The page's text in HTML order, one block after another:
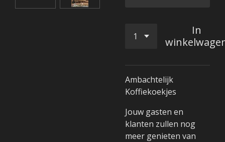
In
Ambachtelijk
Koffiekoekjes
Jouw gasten en
klanten zullen nog
meer genieten van